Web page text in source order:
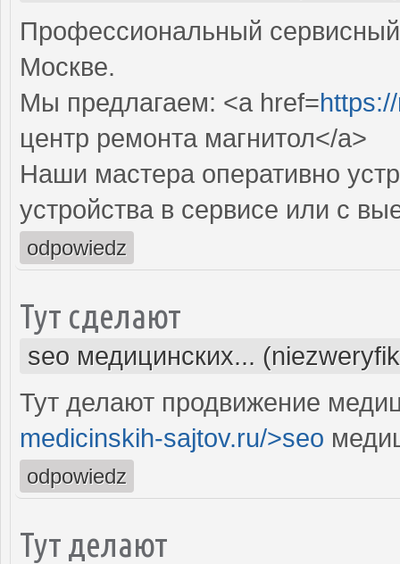
Профессиональный
Москве.
Мы предлагаем: <a href=
центр ремонта магнитол</a>
Наши мастера оперативно
устройства в сервисе или с
odpowiedz
Тут сделают
seo медицинских...
Тут делают продвижение
medicinskih-sajtov.ru/>seo
odpowiedz
Тут делают